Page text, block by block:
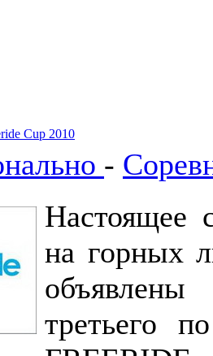
Cup 2010
-
Настоящее
на горных
объявлены
третьего